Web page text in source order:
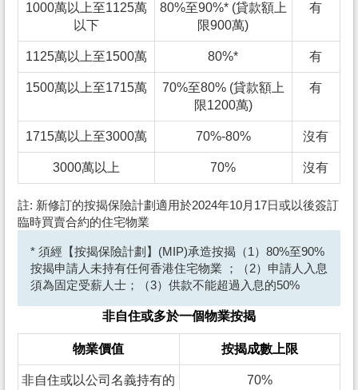
1000萬以上至1125萬
以下
80%至90%* (貸款額上
限900萬)
有
1125萬以上至1500萬 80%* 有
1500萬以上至1715萬
70%至80% (貸款額上
限1200萬)
有
1715萬以上至3000萬 70%-80% 沒有
3000萬以上 70% 沒有
註: 新修訂的按揭保險計劃適用於2024年10月17日或以後簽訂
臨時買賣合約的住宅物業
* 須經【按揭保險計劃】(MIP)承造按揭（1）80%至90%
按揭申請人未持有任何香港住宅物業 ；（2）申請人入息
須為固定受薪人士；（3）供款不能超過入息的50%
非自住或多於一個物業按揭
物業價值 按揭成數上限
非自住或以公司名義持有的
70%